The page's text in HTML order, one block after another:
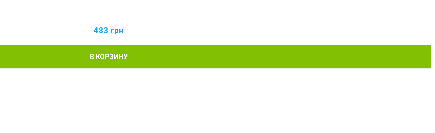
483 грн
В КОРЗИНУ